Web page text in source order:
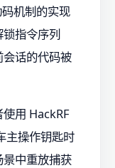
机制的实现
指令序列
话的代码被
用 HackRF
主操作钥匙时
中重放捕获